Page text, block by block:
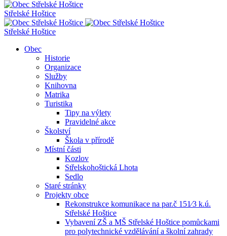
Střelské Hoštice
Střelské Hoštice
Obec
Historie
Organizace
Služby
Knihovna
Matrika
Turistika
Tipy na výlety
Pravidelné akce
Školství
Škola v přírodě
Místní části
Kozlov
Střelskohoštická Lhota
Sedlo
Staré stránky
Projekty obce
Rekonstrukce komunikace na par.č 151⁄3 k.ú.
Střelské Hoštice
Vybavení ZŠ a MŠ Střelské Hoštice pomůckami
pro polytechnické vzdělávání a školní zahrady